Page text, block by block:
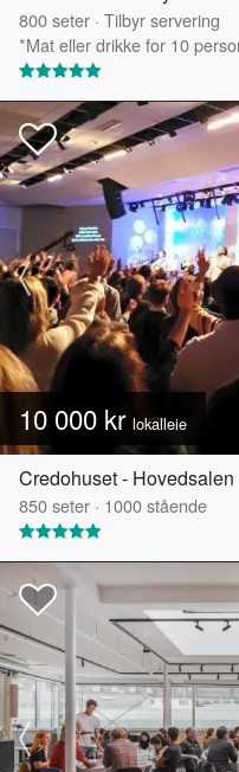
800seter · Tilbyr servering
*Mat eller drikke for 10
10 000 kr lokalleie
Credohuset - Hovedsalen
850seter · 1000stående